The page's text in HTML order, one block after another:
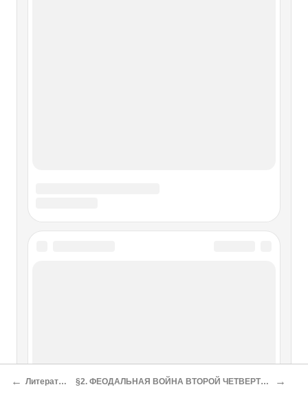
← Литература §2. ФЕОДАЛЬНАЯ ВОЙНА ВТОРОЙ ЧЕТВЕРТИ XV в. →